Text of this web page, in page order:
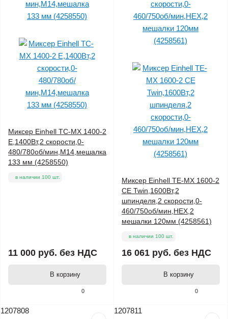
0
Миксер Einhell TC-MX 1400-2
E,1400Вт,2 скорости,0-
480/780об/мин,M14,мешалка
133 мм (4258550)
в наличии 100 шт.
11 000 руб. без НДС
В корзину
0
Миксер Einhell TE-MX 1600-2
CE Twin,1600Вт,2
шпинделя,2 скорости,0-
460/750об/мин,HEX,2
мешалки 120мм (4258561)
в наличии 100 шт.
16 061 руб. без НДС
В корзину
1207808 1207811